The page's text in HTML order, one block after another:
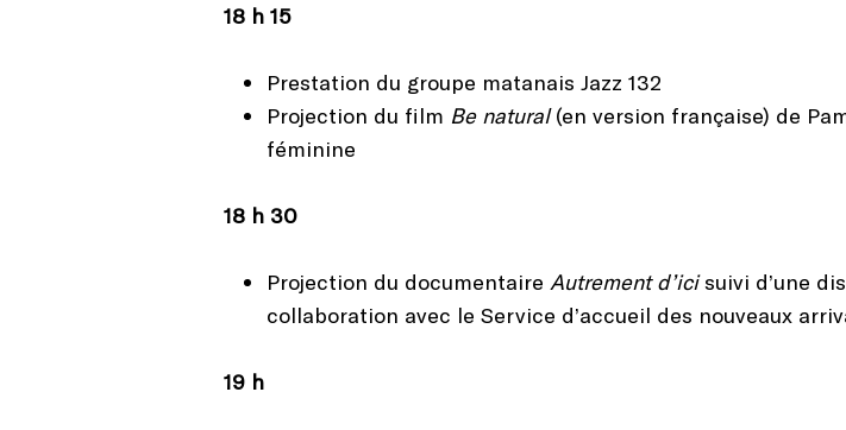
18 h 15
Prestation du groupe matanais Jazz 132
Projection du film Be natural(en version française) de
féminine
18 h 30
Projection du documentaire Autrement d’icisuivi d’une
collaboration avec le Service d’accueil des nouveaux
19 h